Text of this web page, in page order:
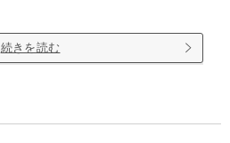
続きを読む